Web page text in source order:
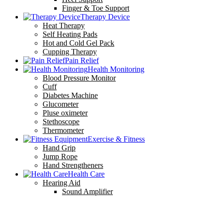
Finger & Toe Support
Therapy Device
Heat Therapy
Self Heating Pads
Hot and Cold Gel Pack
Cupping Therapy
Pain Relief
Health Monitoring
Blood Pressure Monitor
Cuff
Diabetes Machine
Glucometer
Pluse oximeter
Stethoscope
Thermometer
Exercise & Fitness
Hand Grip
Jump Rope
Hand Strengtheners
Health Care
Hearing Aid
Sound Amplifier